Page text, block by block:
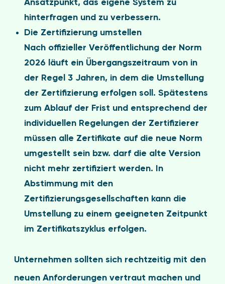
Ansatzpunkt, das eigene System zu
hinterfragen und zu verbessern.
Die Zertifizierung umstellen
Nach offizieller Veröffentlichung der Norm
2026 läuft ein Übergangszeitraum von in
der Regel 3 Jahren, in dem die Umstellung
der Zertifizierung erfolgen soll. Spätestens
zum Ablauf der Frist und entsprechend der
individuellen Regelungen der Zertifizierer
müssen alle Zertifikate auf die neue Norm
umgestellt sein bzw. darf die alte Version
nicht mehr zertifiziert werden. In
Abstimmung mit den
Zertifizierungsgesellschaften kann die
Umstellung zu einem geeigneten Zeitpunkt
im Zertifikatszyklus erfolgen.
Unternehmen sollten sich rechtzeitig mit den
neuen Anforderungen vertraut machen und